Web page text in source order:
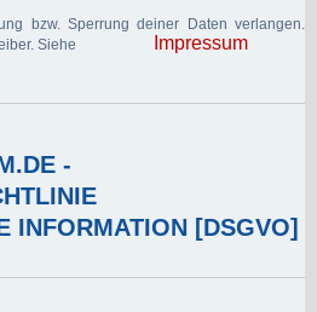
bzw. Sperrung deiner Daten verlangen.
Siehe
Impressum
-
INFORMATION [DSGVO]